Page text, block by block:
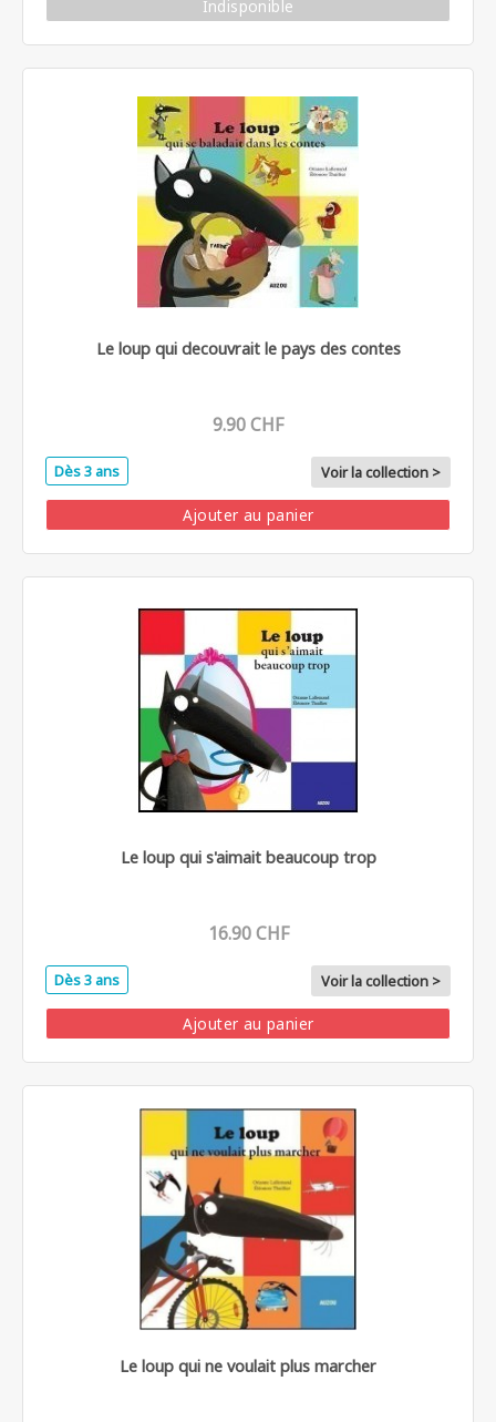
Indisponible
Le loup qui decouvrait le pays des contes
9.90 CHF
Dès 3 ans Voir la collection >
Ajouter au panier
Le loup qui s'aimait beaucoup trop
16.90 CHF
Dès 3 ans Voir la collection >
Ajouter au panier
Le loup qui ne voulait plus marcher